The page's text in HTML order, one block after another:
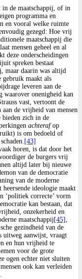
in de maatschappij, of in
programma en
en vooral welke ruimte
gezegd: Hoe vrij
maatschappij die
mensen geheel en al
deze onderscheidingen
spreken bestaat
maar daarin was altijd
gebruik maakt als
leveren aan de
waarover onenigheid kan
vast, vertoont de
aan de vrijheid van mensen
bieden zich in de
achterafop
is om bedoeld of
[43]
horen, is dat door het
de burgers vrij
altijd later bij nieuwe
van de democratie
van de moderne
heersende ideologie maakt
‘politiek correcte’ vorm
kan bestaan, dat
onzekerheid en
maatschappij [45] ,
gezindheid van de
uitweg aanwijst, vraagt
en hun vrijheid te
voor de grote
ogen echter niet sluiten
ook kan verleiden